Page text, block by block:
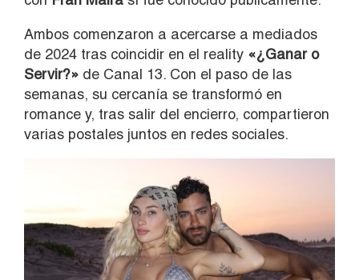
Ambos comenzaron a acercarse a mediados
de 2024 tras coincidir en el reality «¿Ganar o
Servir?» de Canal 13. Con el paso de las
semanas, su cercanía se transformó en
romance y, tras salir del encierro, compartieron
varias postales juntos en redes sociales.